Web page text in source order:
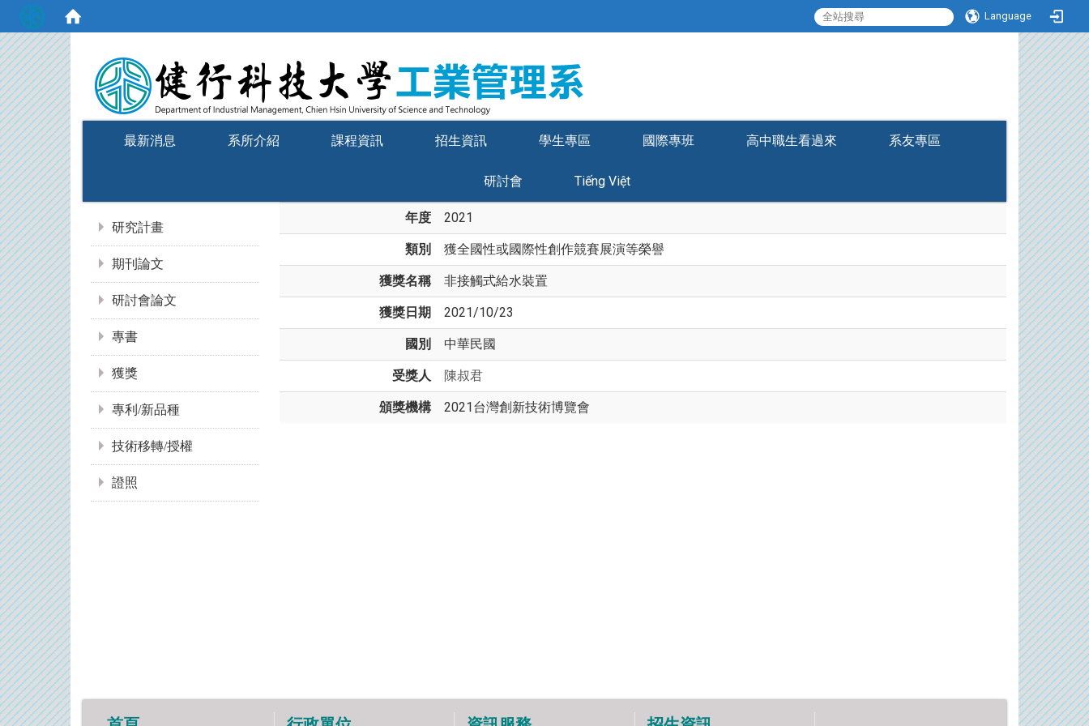
Language
最新消息 系所介紹 課程資訊 招生資訊 學生專區 國際專班 高中職生看過來 系友專區
研討會 Tiếng Việt
研究計畫
期刊論文
研討會論文
專書
獲獎
專利/新品種
技術移轉/授權
證照
年度 2021
類別 獲全國性或國際性創作競賽展演等榮譽
獲獎名稱 非接觸式給水裝置
獲獎日期 2021/10/23
國別 中華民國
受獎人 陳叔君
頒獎機構 2021台灣創新技術博覽會